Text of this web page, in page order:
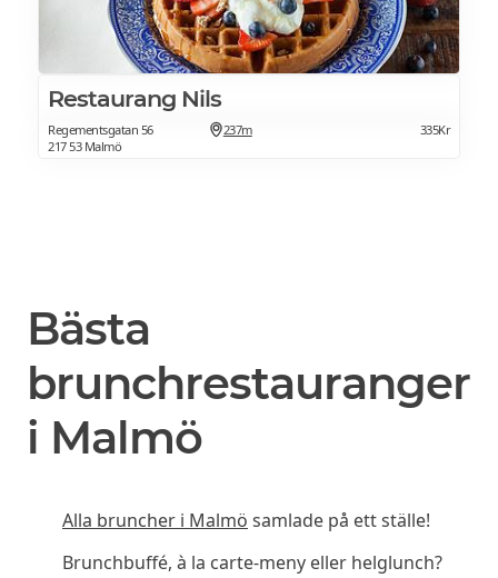
Restaurang Nils
Regementsgatan 56
217 53 Malmö
237m 335Kr
Bästa
brunchrestauranger
i Malmö
Alla bruncher i Malmö samlade på ett ställe!
Brunchbuffé, à la carte-meny eller helglunch?